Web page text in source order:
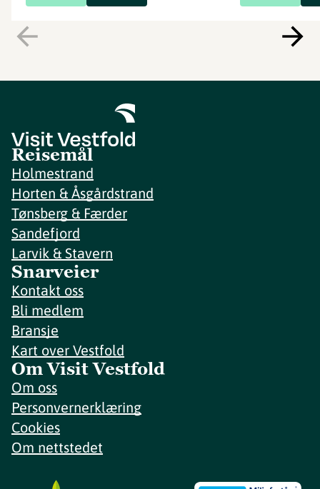
Reisemål
Holmestrand
Horten & Åsgårdstrand
Tønsberg & Færder
Sandefjord
Larvik & Stavern
Snarveier
Kontakt oss
Bli medlem
Bransje
Kart over Vestfold
Om Visit Vestfold
Om oss
Personvernerklæring
Cookies
Om nettstedet